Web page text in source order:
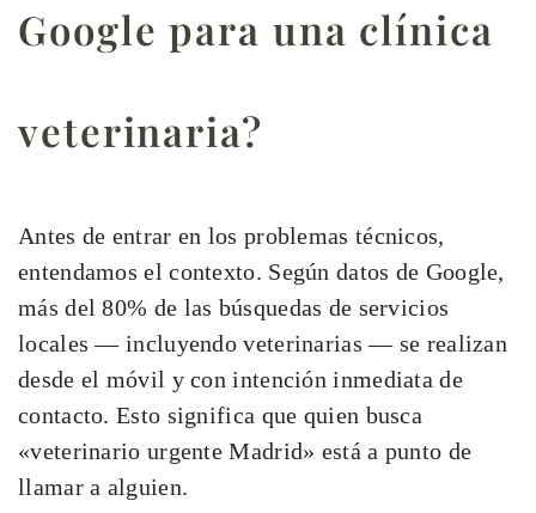
Google para una clínica
veterinaria?
Antes de entrar en los problemas técnicos,
entendamos el contexto. Según datos de Google,
más del 80% de las búsquedas de servicios
locales — incluyendo veterinarias — se realizan
desde el móvil y con intención inmediata de
contacto. Esto significa que quien busca
«veterinario urgente Madrid» está a punto de
llamar a alguien.